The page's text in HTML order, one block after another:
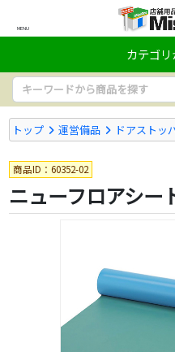
MENU
カテゴ
トップ 運営備品 ドアストッ
商品ID：60352-02
ニューフロアシー